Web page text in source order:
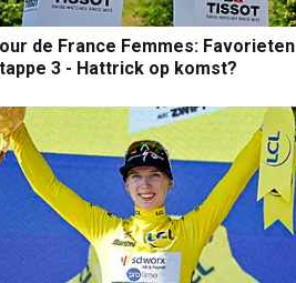
de France Femmes: Favorieten
3 - Hattrick op komst?